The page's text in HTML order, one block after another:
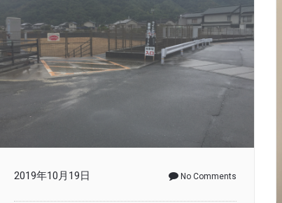
2019年10月19日 No Comments